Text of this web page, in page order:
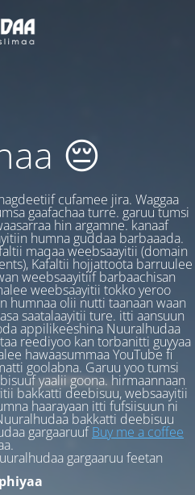
😔
cufamee jira. Waggaa
gaafachaa turre. garuu tumsi
hin argamne. kanaaf
humna guddaa barbaaada.
maqaa weebsaayitii (domain
Kafaltii hojjattoota barruulee
weebsaayitiif barbaachisan
weebsaayitii tokko yeroo
humnaa olii nutti taanaan waan
saatalaayitii ture. itti aansuun
appilikeeshina Nuuralhudaa
reediyoo kan torbanitti guyyaa
hawaasummaa YouTube fi
goolabna. Garuu yoo tumsi
yaalii goona. hirmaannaan
bakkatti deebisuu, websaayitii
haarayaan itti fufsiisuun ni
bakkatti deebisuu
gargaaruufBuy me a coffee
gargaaruu feetan